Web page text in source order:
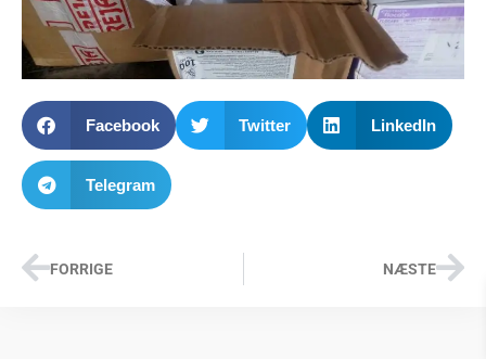
Facebook Twitter LinkedIn
Telegram
FORRIGE NÆSTE